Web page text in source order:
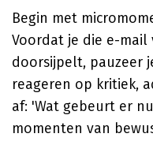
Begin met
Voordat je die e-
doorsijpelt, pauzeer
reageren op kritiek,
af: 'Wat gebeurt er
momenten van